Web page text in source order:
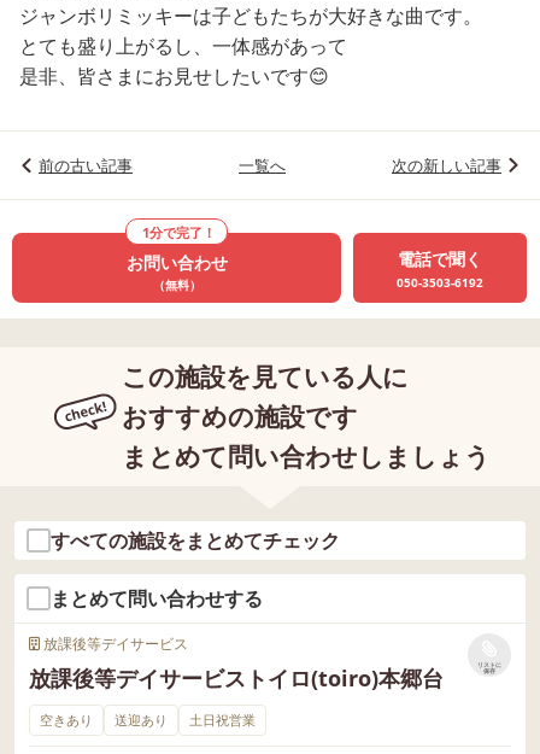
ジャンボリミッキーは子どもたちが大好きな曲です。
とても盛り上がるし、一体感があって
是非、皆さまにお見せしたいです😊
前の古い記事 一覧へ 次の新しい記事
1分で完了！
お問い合わせ
（無料）
電話で聞く
050-3503-6192
この施設を見ている人に
おすすめの施設です
まとめて問い合わせしましょう
すべての施設をまとめてチェック
まとめて問い合わせする
放課後等デイサービス
放課後等デイサービストイロ(toiro)本郷台
リストに
保存
空きあり 送迎あり 土日祝営業